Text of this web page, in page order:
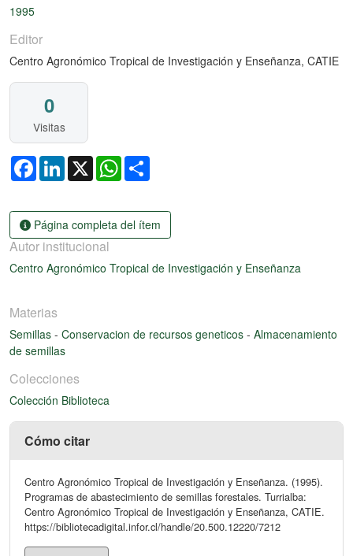
1995
Editor
Centro Agronómico Tropical de Investigación y Enseñanza, CATIE
0
Visitas
FacebookLinkedIn
X WhatsApp
Página completa del ítem
Autor institucional
Centro Agronómico Tropical de Investigación y Enseñanza
Materias
Semillas - Conservacion de recursos geneticos - Almacenamiento
de semillas
Colecciones
Colección Biblioteca
Cómo citar
Centro Agronómico Tropical de Investigación y Enseñanza. (1995).
Programas de abastecimiento de semillas forestales. Turrialba:
Centro Agronómico Tropical de Investigación y Enseñanza, CATIE.
https://bibliotecadigital.infor.cl/handle/20.500.12220/7212